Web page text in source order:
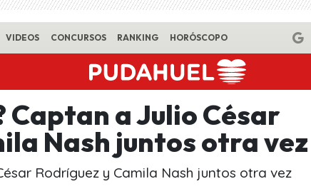
VIDEOS CONCURSOS RANKING HORÓSCOPO
Captan a Julio César
Nash juntos otra vez
Rodríguez y Camila Nash juntos otra vez